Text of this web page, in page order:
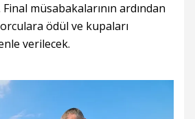
müsabakalarının ardından
ödül ve kupaları
verilecek.